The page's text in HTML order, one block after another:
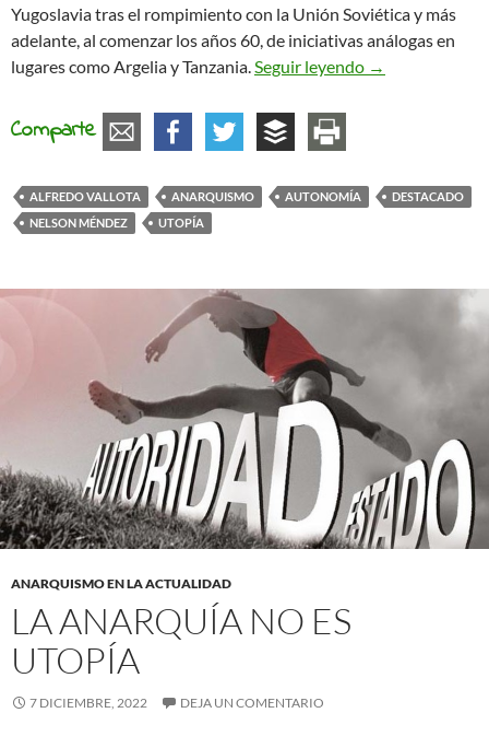
Yugoslavia tras el rompimiento con la Unión Soviética y más
adelante, al comenzar los años 60, de iniciativas análogas en
lugares como Argelia y Tanzania. Seguir leyendo Utopía
→
Comparte
ALFREDO VALLOTA ANARQUISMO AUTONOMÍA
DESTACADO
NELSON MÉNDEZ
UTOPÍA
ANARQUISMO EN LA ACTUALIDAD
LA ANARQUÍA NO ES
UTOPÍA
7 DICIEMBRE, 2022 DEJA UN COMENTARIO